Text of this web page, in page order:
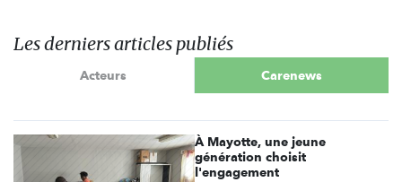
Les derniers articles publiés
Acteurs Carenews
À Mayotte, une jeune
génération choisit
l'engagement